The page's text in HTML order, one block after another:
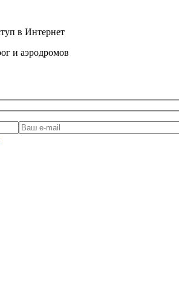
в Интернет
и аэродромов